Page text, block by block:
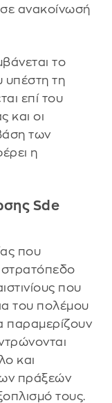
ανακοίνωσή
το
υπέστη τη
επί του
και οι
των
η
Sde
που
στρατόπεδο
που
του πολέμου
παραμερίζουν
και
πράξεών
τους.